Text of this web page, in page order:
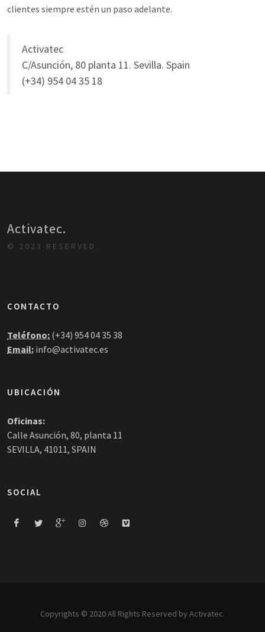
clientes siempre estén un paso adelante.
Activatec
C/Asunción, 80 planta 11. Sevilla. Spain
(+34) 954 04 35 18
Activatec.
© 2023 RESERVED.
CONTACTO
Teléfono: (+34) 954 04 35 38
Email: info@activatec.es
UBICACIÓN
Oficinas:
Calle Asunción, 80, planta 11
SEVILLA, 41011, SPAIN
SOCIAL
Copyrights © 2020 All Rights Reserved by Activatec.